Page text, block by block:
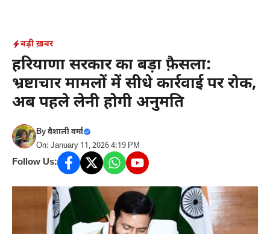
content
बड़ी ख़बर
हरियाणा सरकार का बड़ा फ़ैसला:
भ्रष्टाचार मामलों में सीधे कार्रवाई पर रोक,
अब पहले लेनी होगी अनुमति
Byवैशाली वर्मा
On: January 11, 2026 4:19 PM
Follow Us: